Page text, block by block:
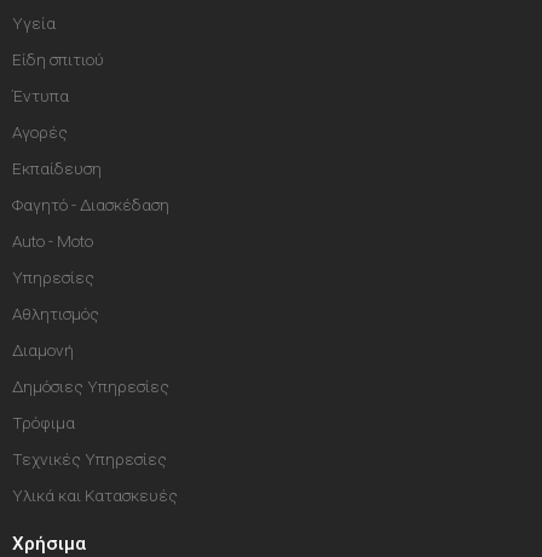
Υγεία
Είδη σπιτιού
Έντυπα
Αγορές
Εκπαίδευση
Φαγητό - Διασκέδαση
Auto - Moto
Υπηρεσίες
Αθλητισμός
Διαμονή
Δημόσιες Υπηρεσίες
Τρόφιμα
Τεχνικές Υπηρεσίες
Υλικά και Κατασκευές
Χρήσιμα